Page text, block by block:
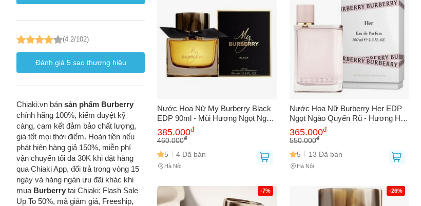
(4.2/102)
Đánh giá 5sao thương hiệu
Chiaki.vn bán sản phẩm Burberry
chính hãng 100%, kiểm duyệt kỹ
càng, cam kết đảm bảo chất lượng,
giá tốt mọi thời điểm. Hoàn tiền nếu
phát hiện hàng giả 150%, miễn phí
vận chuyển tối đa 30K khi đặt hàng
qua Chiaki App, đổi trả trong vòng 15
ngày và hàng ngàn ưu đãi khác khi
mua Burberry tại Chiaki: Flash Sale
Up To 50%, mã giảm giá, Freeship,
Nước Hoa Nữ My Burberry Black
EDP 90ml - Mùi Hương Ngọt Ngào,
Sang Trọng, Gợi Cảm, Quà Tặng
Lý Tưởng
385.000đ
460.000đ
5 4 Đã bán
Hà Nội
Nước Hoa Nữ Burberry Her EDP
Ngọt Ngào Quyến Rũ - Hương Hoa
Trái Cây Tươi Mát, Phong Cách
Trẻ Trung, Sang Trọng
365.000đ
550.000đ
5 13 Đã bán
Hà Nội
-7% -26%